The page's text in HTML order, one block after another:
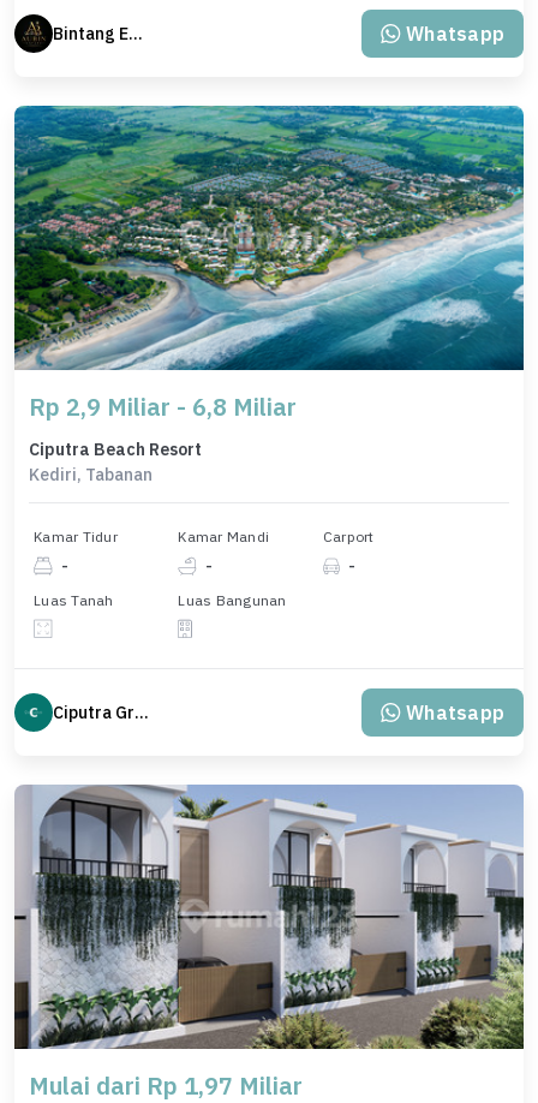
Bintang Erlangga Whatsapp
Rp 2,9 Miliar - 6,8 Miliar
Ciputra Beach Resort
Kediri, Tabanan
Kamar Tidur
-
Kamar Mandi
-
Carport
-
Luas Tanah Luas Bangunan
Ciputra Group Whatsapp
Mulai dari Rp 1,97 Miliar